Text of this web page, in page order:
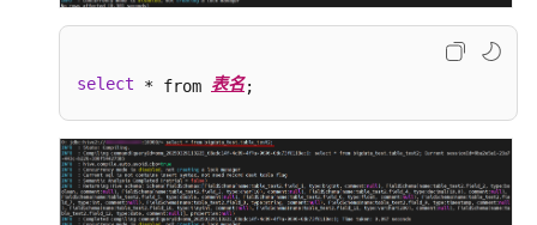
接
集
群
管
理
select * from 表名;